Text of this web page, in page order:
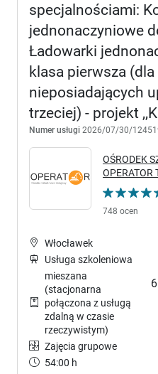
specjalnościami:
jednonaczyniowe
Ładowarki
klasa pierwsza
nieposiadających
trzeciej) - projekt
Numer usługi 2026/07/30/
OŚRODEK
OPERATOR
748 ocen
Włocławek
Usługa szkoleniowa
mieszana
(stacjonarna
połączona z usługą
zdalną w czasie
rzeczywistym)
Zajęcia grupowe
54:00 h